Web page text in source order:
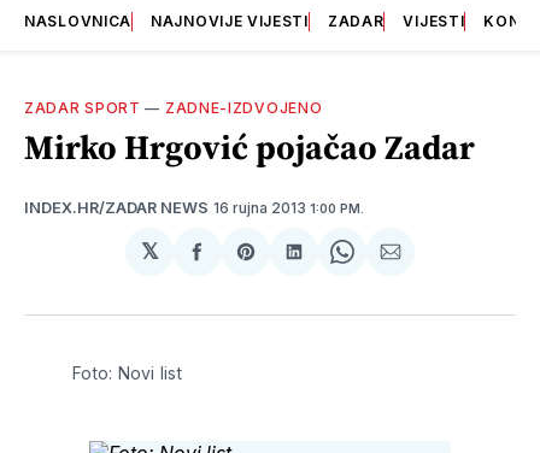
NASLOVNICA NAJNOVIJE VIJESTI ZADAR VIJESTI
ZADAR SPORT — ZADNE-IZDVOJENO
Mirko Hrgović pojačao Zadar
INDEX.HR/ZADAR NEWS 16 rujna 2013 1:00 PM.
𝕏
podijeliSharepodijeliSharepodijeli
Foto: Novi list